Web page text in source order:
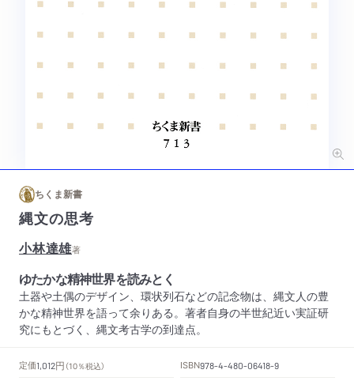
ちくま新書
縄文の思考
小林達雄著
ゆたかな精神世界を読みとく
土器や土偶のデザイン、環状列石などの記念物は、縄文人の豊
かな精神世界を語って余りある。著者自身の半世紀近い実証研
究にもとづく、縄文考古学の到達点。
定価1,012円 （10％税込） ISBN978-4-480-06418-9